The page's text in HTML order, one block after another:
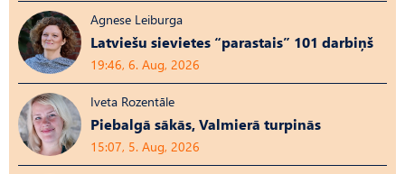
Agnese Leiburga
Latviešu sievietes “parastais” 101 darbiņš
19:46, 6. Aug, 2026
Iveta Rozentāle
Piebalgā sākās, Valmierā turpinās
15:07, 5. Aug, 2026